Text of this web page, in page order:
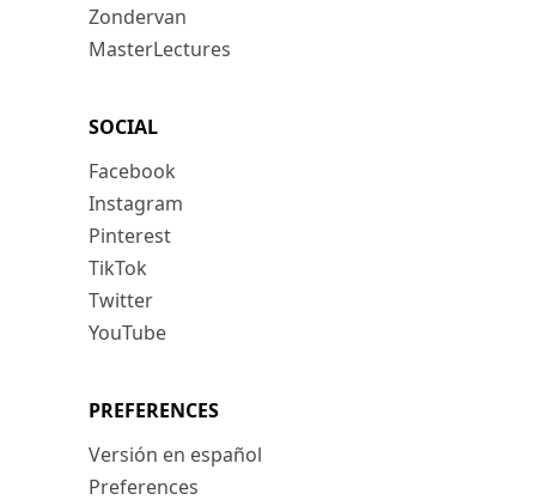
Zondervan
MasterLectures
SOCIAL
Facebook
Instagram
Pinterest
TikTok
Twitter
YouTube
PREFERENCES
Versión en español
Preferences